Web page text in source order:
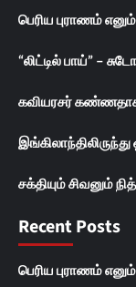
பெரிய புராணம்
“லிட்டில் பாய்” –
கவியரசர்
சக்தியும் சிவனும்
Recent Posts
பெரிய புராணம்